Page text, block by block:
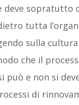
deve sopratutto
tutta
sulla
che il
può e non si
di